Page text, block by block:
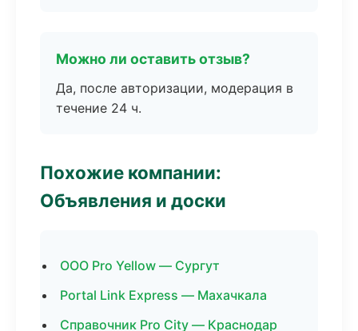
Можно ли оставить отзыв?
Да, после авторизации, модерация в
течение 24 ч.
Похожие компании:
Объявления и доски
ООО Pro Yellow — Сургут
Portal Link Express — Махачкала
Справочник Pro City — Краснодар